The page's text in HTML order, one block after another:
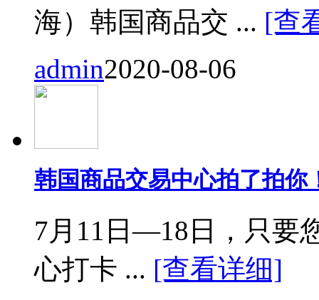
海）韩国商品交 ... [查
admin2020-08-06
韩国商品交易中心拍了拍你
7月11日—18日，只要
心打卡 ... [查看详细]